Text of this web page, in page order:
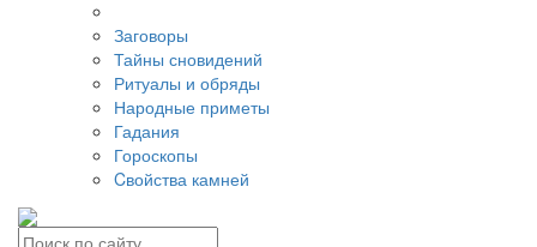
Заговоры
Тайны сновидений
Ритуалы и обряды
Народные приметы
Гадания
Гороскопы
Cвойства камней